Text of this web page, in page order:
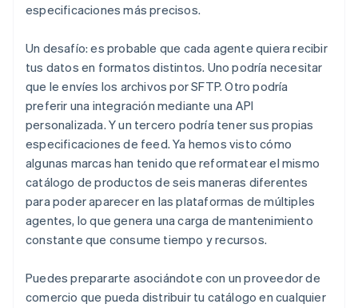
especificaciones más precisos.
Un desafío: es probable que cada agente quiera recibir
tus datos en formatos distintos. Uno podría necesitar
que le envíes los archivos por SFTP. Otro podría
preferir una integración mediante una API
personalizada. Y un tercero podría tener sus propias
especificaciones de feed. Ya hemos visto cómo
algunas marcas han tenido que reformatear el mismo
catálogo de productos de seis maneras diferentes
para poder aparecer en las plataformas de múltiples
agentes, lo que genera una carga de mantenimiento
constante que consume tiempo y recursos.
Puedes prepararte asociándote con un proveedor de
comercio que pueda distribuir tu catálogo en cualquier